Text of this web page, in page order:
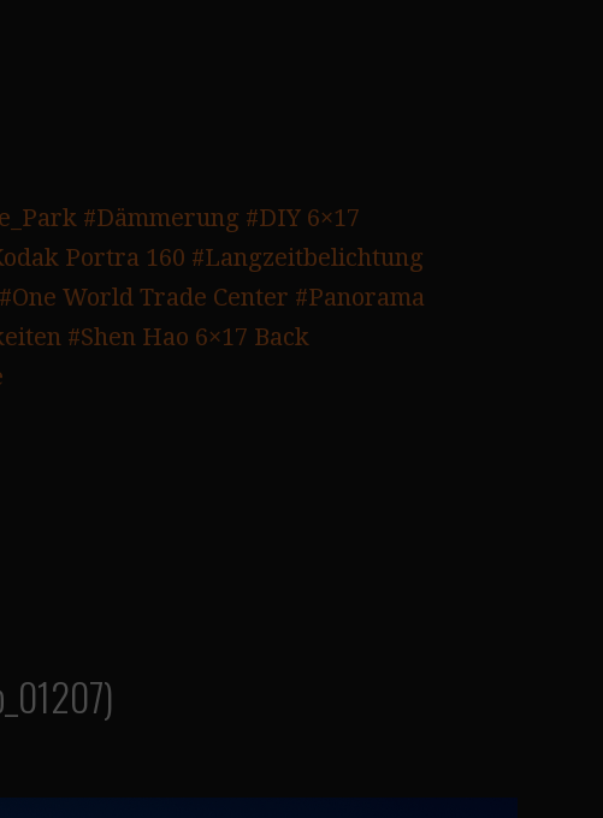
#Dämmerung #DIY 6×17
Portra 160 #Langzeitbelichtung
#One World Trade Center #Panorama
#Shen Hao 6×17 Back